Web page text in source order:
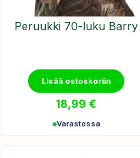
Peruukki 70-luku Barry
Lisää ostoskoriin
18,99€
Varastossa